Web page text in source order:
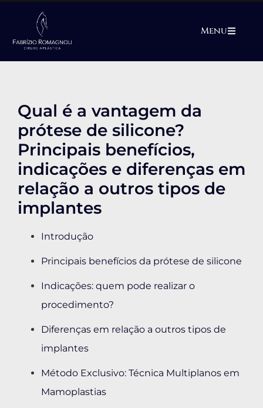
Menu
Qual é a vantagem da
prótese de silicone?
Principais benefícios,
indicações e diferenças em
relação a outros tipos de
implantes
Introdução
Principais benefícios da prótese de silicone
Indicações: quem pode realizar o
procedimento?
Diferenças em relação a outros tipos de
implantes
Método Exclusivo: Técnica Multiplanos em
Mamoplastias